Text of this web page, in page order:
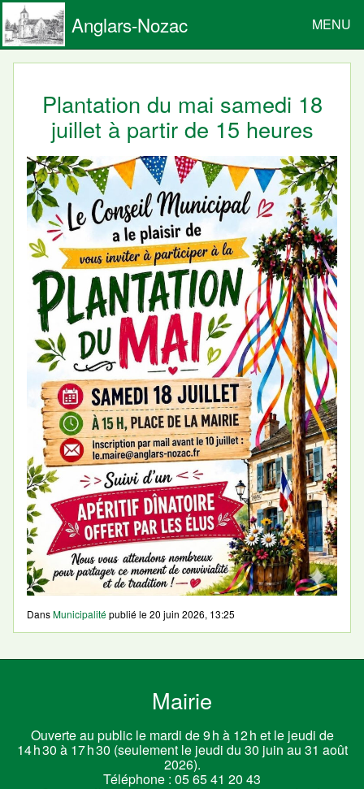
Anglars-Nozac MENU
Plantation du mai samedi 18
juillet à partir de 15 heures
DansMunicipalitépublié le20 juin 2026, 13:25
Mairie
Ouverte au public le mardi de 9 h à 12 h et le jeudi de
14 h 30 à 17 h 30 (seulement le jeudi du 30 juin au 31 août
2026).
Téléphone : 05 65 41 20 43